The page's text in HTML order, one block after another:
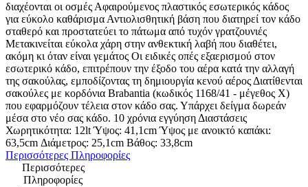
διαχέονται οι οσμές Αφαιρούμενος πλαστικός εσωτερικός κάδος
για εύκολο καθάρισμα Αντιολισθητική βάση που διατηρεί τον κάδο
σταθερό και προστατεύει το πάτωμα από τυχόν γρατζουνιές
Μετακινείται εύκολα χάρη στην ανθεκτική λαβή που διαθέτει,
ακόμη κι όταν είναι γεμάτος Οι ειδικές οπές εξαερισμού στον
εσωτερικό κάδο, επιτρέπουν την έξοδο του αέρα κατά την αλλαγή
της σακούλας, εμποδίζοντας τη δημιουργία κενού αέρος Διατίθενται
σακούλες με κορδόνια Brabantia (κωδικός 1168/41 - μέγεθος X)
που εφαρμόζουν τέλεια στον κάδο σας. Υπάρχει δείγμα δωρεάν
μέσα στο νέο σας κάδο. 10 χρόνια εγγύηση Διαστάσεις
Χωρητικότητα: 12lt Ύψος: 41,1cm Ύψος με ανοικτό καπάκι:
63,5cm Διάμετρος: 25,1cm Βάθος: 33,8cm
Περισσότερες Πληροφορίες
Περισσότερες
Πληροφορίες